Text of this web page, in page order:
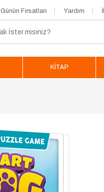
Günün Fırsatları Yardım
KİTAP